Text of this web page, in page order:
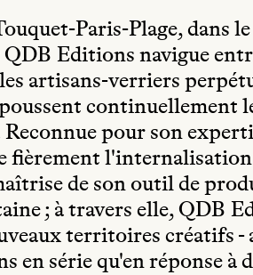
Paris-Plage, dans
QDB Editions navigue
artisans-verriers
continuellement
Reconnue pour son
fièrement
de son outil de
; à travers elle, QDB
territoires créatifs -
en série qu'en réponse à